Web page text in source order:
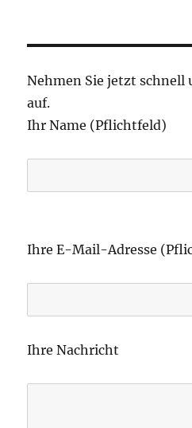
Nehmen Sie jetzt schnell
auf.
Ihr Name (Pflichtfeld)
i
e
s
Ihre E-Mail-Adresse
Ihre Nachricht